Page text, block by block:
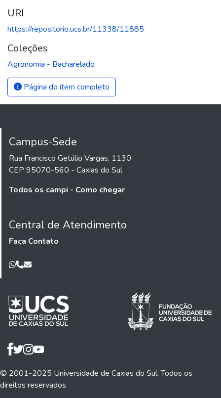
URI
https://repositorio.ucs.br/11338/11885
Coleções
Agronomia - Bacharelado
Página do item completo
Campus-Sede
Rua Francisco Getúlio Vargas, 1130
CEP 95070-560 - Caxias do Sul
Todos os campi - Como chegar
Central de Atendimento
Faça Contato
© 2001-2025 Universidade de Caxias do Sul. Todos os
direitos reservados